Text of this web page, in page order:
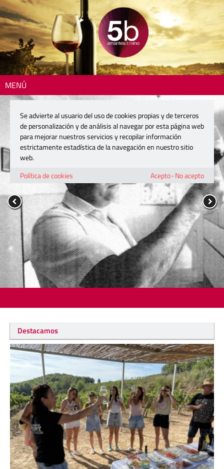
MENÚ
Destacamos
Se advierte al usuario del uso de cookies propias y de terceros
de personalización y de análisis al navegar por esta página web
para mejorar nuestros servicios y recopilar información
estrictamente estadística de la navegación en nuestro sitio
web.
Política de cookies
Acepto· No acepto